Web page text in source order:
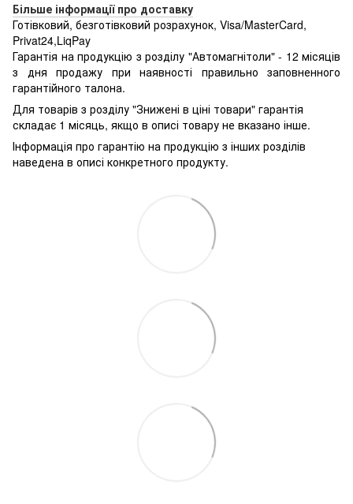
Більше інформації про доставку
Готівковий, безготівковий розрахунок, Visa/MasterCard,
Privat24,LiqPay
Гарантія на продукцію з розділу "Автомагнітоли" - 12 місяців
з дня продажу при наявності правильно заповненного
гарантійного талона.
Для товарів з розділу "Знижені в ціні товари" гарантія
складає 1 місяць, якщо в описі товару не вказано інше.
Інформація про гарантію на продукцію з інших розділів
наведена в описі конкретного продукту.